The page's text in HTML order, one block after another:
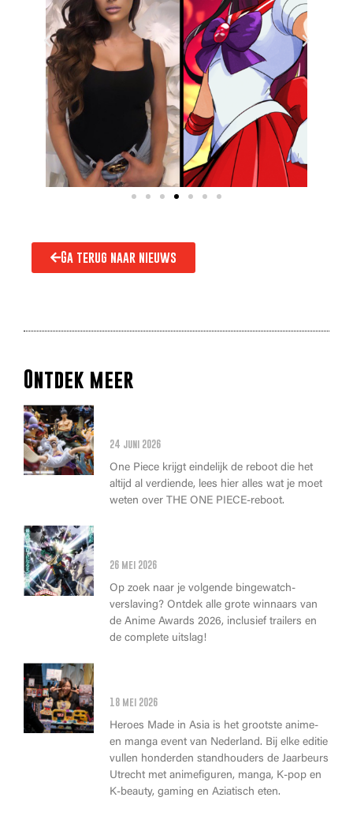
Ga terug naar nieuws
Ontdek meer
24 juni 2026
One Piece krijgt eindelijk de reboot die het
altijd al verdiende, lees hier alles wat je moet
weten over THE ONE PIECE-reboot.
26 mei 2026
Op zoek naar je volgende bingewatch-
verslaving? Ontdek alle grote winnaars van
de Anime Awards 2026, inclusief trailers en
de complete uitslag!
18 mei 2026
Heroes Made in Asia is het grootste anime-
en manga event van Nederland. Bij elke editie
vullen honderden standhouders de Jaarbeurs
Utrecht met animefiguren, manga, K-pop en
K-beauty, gaming en Aziatisch eten.